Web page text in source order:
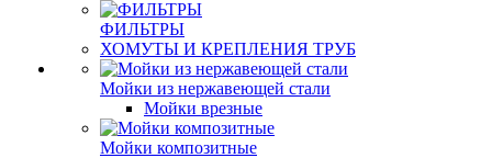
ФИЛЬТРЫ
ХОМУТЫ И КРЕПЛЕНИЯ ТРУБ
Мойки из нержавеющей стали
Мойки врезные
Мойки композитные